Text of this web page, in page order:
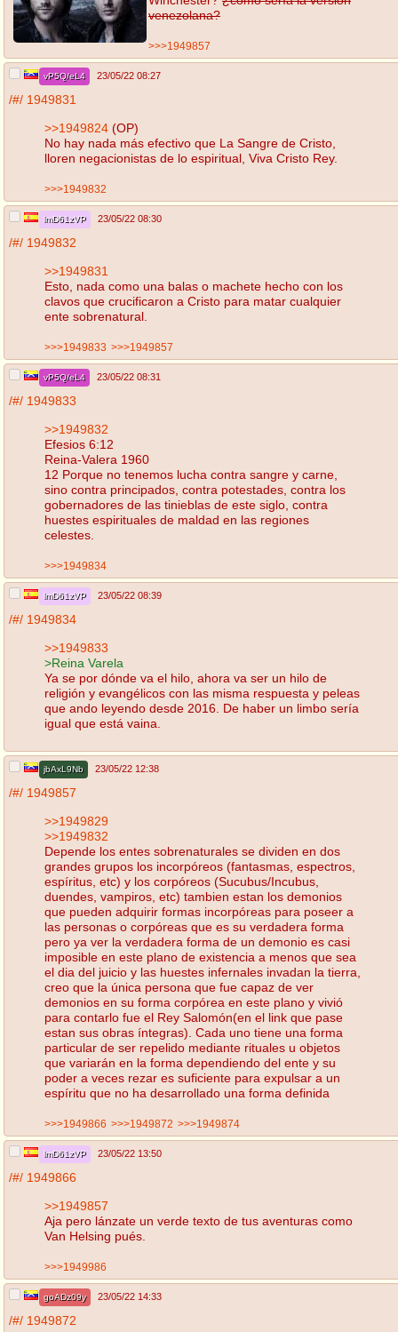
venezolana?
>>>1949857
vP5Q/eL4 23/05/22 08:27
/#/ 1949831
>>1949824 (OP)
No hay nada más efectivo que La Sangre de Cristo,
lloren negacionistas de lo espiritual, Viva Cristo Rey.
>>>1949832
lmD61zVP 23/05/22 08:30
/#/ 1949832
>>1949831
Esto, nada como una balas o machete hecho con los
clavos que crucificaron a Cristo para matar cualquier
ente sobrenatural.
>>>1949833 >>>1949857
vP5Q/eL4 23/05/22 08:31
/#/ 1949833
>>1949832
Efesios 6:12
Reina-Valera 1960
12 Porque no tenemos lucha contra sangre y carne,
sino contra principados, contra potestades, contra los
gobernadores de las tinieblas de este siglo, contra
huestes espirituales de maldad en las regiones
celestes.
>>>1949834
lmD61zVP 23/05/22 08:39
/#/ 1949834
>>1949833
>Reina Varela
Ya se por dónde va el hilo, ahora va ser un hilo de
religión y evangélicos con las misma respuesta y peleas
que ando leyendo desde 2016. De haber un limbo sería
igual que está vaina.
jbAxL9Nb 23/05/22 12:38
/#/ 1949857
>>1949829
>>1949832
Depende los entes sobrenaturales se dividen en dos
grandes grupos los incorpóreos (fantasmas, espectros,
espíritus, etc) y los corpóreos (Sucubus/Incubus,
duendes, vampiros, etc) tambien estan los demonios
que pueden adquirir formas incorpóreas para poseer a
las personas o corpóreas que es su verdadera forma
pero ya ver la verdadera forma de un demonio es casi
imposible en este plano de existencia a menos que sea
el dia del juicio y las huestes infernales invadan la tierra,
creo que la única persona que fue capaz de ver
demonios en su forma corpórea en este plano y vivió
para contarlo fue el Rey Salomón(en el link que pase
estan sus obras íntegras). Cada uno tiene una forma
particular de ser repelido mediante rituales u objetos
que variarán en la forma dependiendo del ente y su
poder a veces rezar es suficiente para expulsar a un
espíritu que no ha desarrollado una forma definida
>>>1949866 >>>1949872 >>>1949874
lmD61zVP 23/05/22 13:50
/#/ 1949866
>>1949857
Aja pero lánzate un verde texto de tus aventuras como
Van Helsing pués.
>>>1949986
goADz09y 23/05/22 14:33
/#/ 1949872